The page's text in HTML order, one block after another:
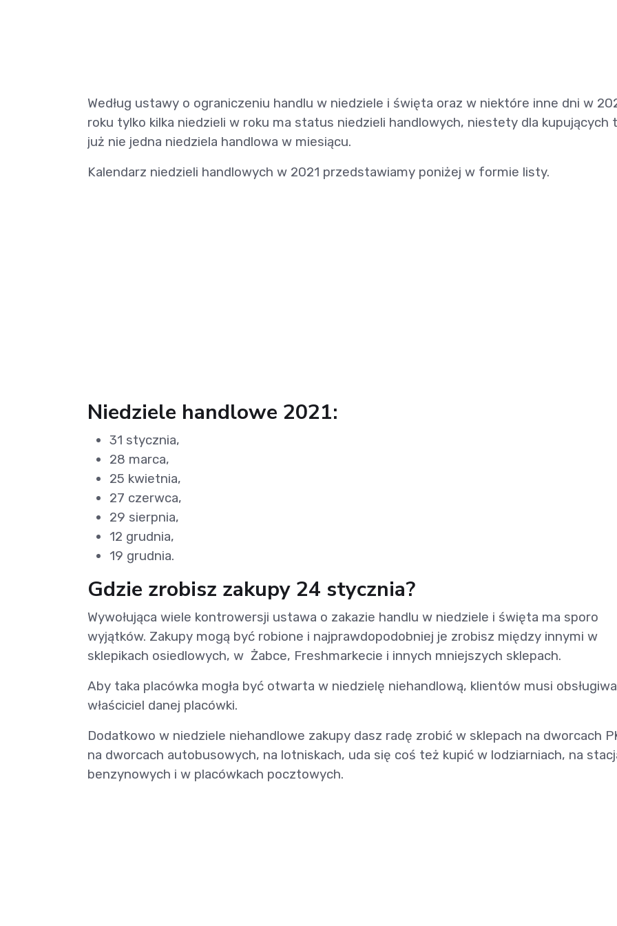
Według ustawy o ograniczeniu handlu w niedziele i święta oraz w niektóre inne dni w
roku tylko kilka niedzieli w roku ma status niedzieli handlowych, niestety dla kupujących
już nie jedna niedziela handlowa w miesiącu.
Kalendarz niedzieli handlowych w 2021 przedstawiamy poniżej w formie listy.
Niedziele handlowe 2021:
31 stycznia,
28 marca,
25 kwietnia,
27 czerwca,
29 sierpnia,
12 grudnia,
19 grudnia.
Gdzie zrobisz zakupy 24 stycznia?
Wywołująca wiele kontrowersji ustawa o zakazie handlu w niedziele i święta ma sporo
wyjątków. Zakupy mogą być robione i najprawdopodobniej je zrobisz między innymi w
sklepikach osiedlowych, w Żabce, Freshmarkecie i innych mniejszych sklepach.
Aby taka placówka mogła być otwarta w niedzielę niehandlową, klientów musi
właściciel danej placówki.
Dodatkowo w niedziele niehandlowe zakupy dasz radę zrobić w sklepach na dworcach
na dworcach autobusowych, na lotniskach, uda się coś też kupić w lodziarniach, na
benzynowych i w placówkach pocztowych.